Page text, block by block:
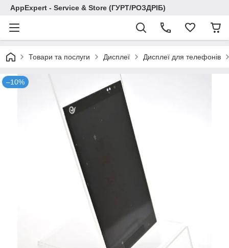
AppExpert - Service & Store (ГУРТ/РОЗДРІБ)
Товари та послуги Дисплеї Дисплеї для телефонів
–10%